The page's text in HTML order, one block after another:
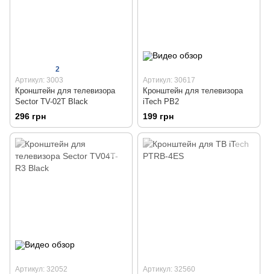
2
Артикул: 3003
Кронштейн для телевизора
Sector TV-02T Black
296 грн
Артикул: 30617
Кронштейн для телевизора
iTech PB2
199 грн
Артикул: 32052 Артикул: 32560